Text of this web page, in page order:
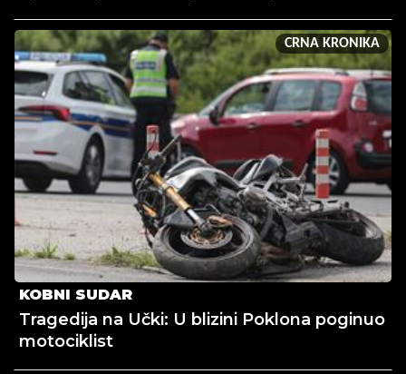
CRNA KRONIKA
KOBNI SUDAR
Tragedija na Učki: U blizini Poklona poginuo
motociklist